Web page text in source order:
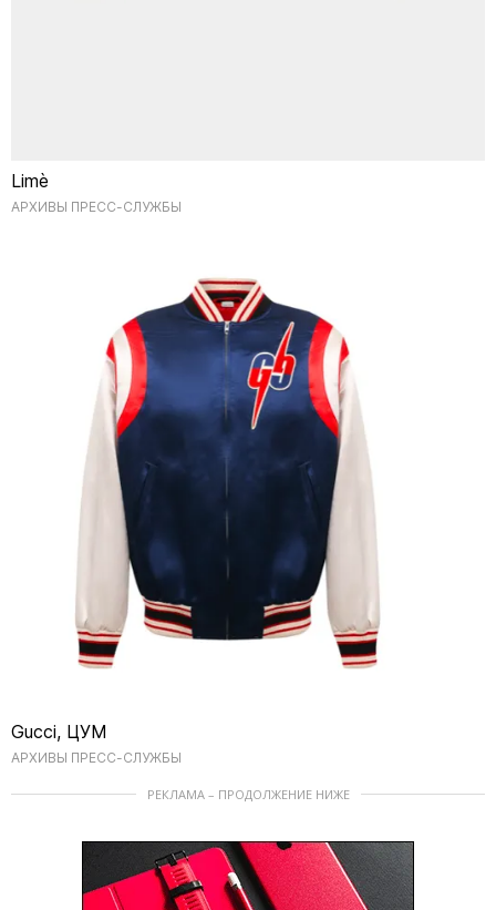
Limè
АРХИВЫ ПРЕСС-СЛУЖБЫ
Gucci, ЦУМ
АРХИВЫ ПРЕСС-СЛУЖБЫ
РЕКЛАМА – ПРОДОЛЖЕНИЕ НИЖЕ